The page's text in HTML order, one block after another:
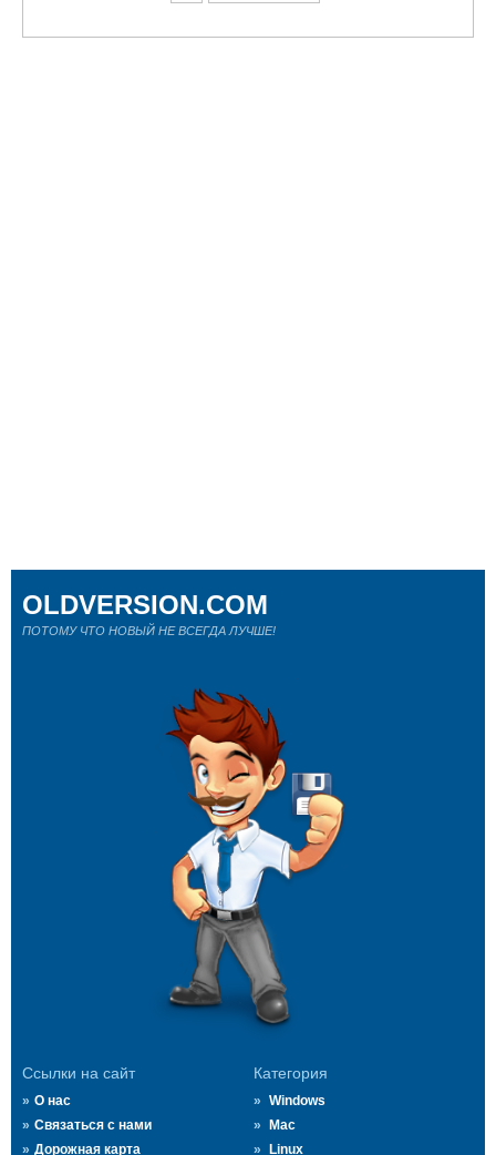
Ссылки на сайт
О нас
Связаться с нами
Дорожная карта
Категория
Windows
Mac
Linux
OLDVERSION.COM
ПОТОМУ ЧТО НОВЫЙ НЕ ВСЕГДА ЛУЧШЕ!